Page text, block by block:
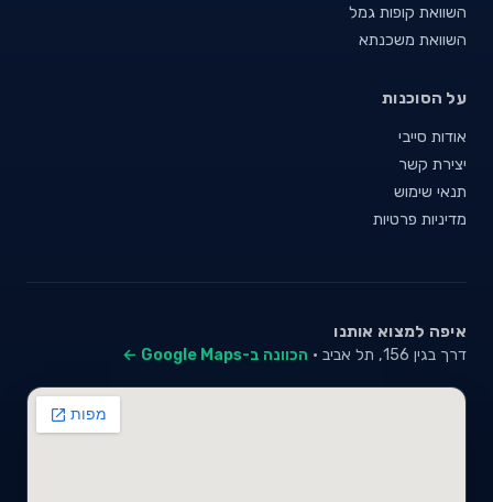
השוואת קופות גמל
השוואת משכנתא
על הסוכנות
אודות סייבי
יצירת קשר
תנאי שימוש
מדיניות פרטיות
איפה למצוא אותנו
דרך בגין 156, תל אביב · הכוונה ב-Google Maps ←